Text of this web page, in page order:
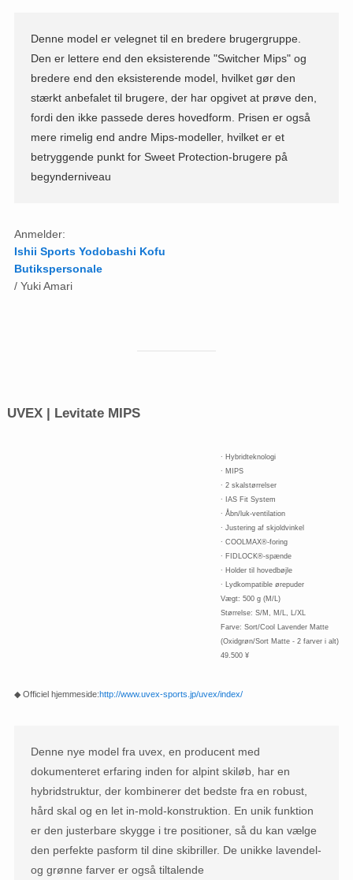
Denne model er velegnet til en bredere brugergruppe.
Den er lettere end den eksisterende "Switcher Mips" og
bredere end den eksisterende model, hvilket gør den
stærkt anbefalet til brugere, der har opgivet at prøve den,
fordi den ikke passede deres hovedform. Prisen er også
mere rimelig end andre Mips-modeller, hvilket er et
betryggende punkt for Sweet Protection-brugere på
begynderniveau
Anmelder:
Ishii Sports Yodobashi Kofu
Butikspersonale
/ Yuki Amari
UVEX | Levitate MIPS
∙ Hybridteknologi
∙ MIPS
∙ 2 skalstørrelser
∙ IAS Fit System
∙ Åbn/luk-ventilation
∙ Justering af skjoldvinkel
∙ COOLMAX®-foring
∙ FIDLOCK®-spænde
∙ Holder til hovedbøjle
∙ Lydkompatible ørepuder
Vægt: 500 g (M/L)
Størrelse: S/M, M/L, L/XL
Farve: Sort/Cool Lavender Matte
(Oxidgrøn/Sort Matte - 2 farver i alt)
49.500 ¥
◆ Officiel hjemmeside:http://www.uvex-sports.jp/uvex/index/
Denne nye model fra uvex, en producent med
dokumenteret erfaring inden for alpint skiløb, har en
hybridstruktur, der kombinerer det bedste fra en robust,
hård skal og en let in-mold-konstruktion. En unik funktion
er den justerbare skygge i tre positioner, så du kan vælge
den perfekte pasform til dine skibriller. De unikke lavendel-
og grønne farver er også tiltalende